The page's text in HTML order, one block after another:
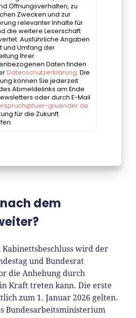
dem
Kabinettsbeschluss wird der
und Bundesrat
die Anhebung durch
Kraft treten kann. Die erste
zum 1. Januar 2026 gelten.
Bundesarbeitsministerium